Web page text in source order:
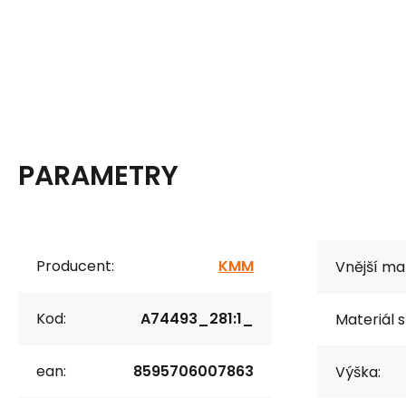
PARAMETRY
Producent: KMM
Kod: A74493_281:1_
ean: 8595706007863
Vnější
Materiál
Výška: